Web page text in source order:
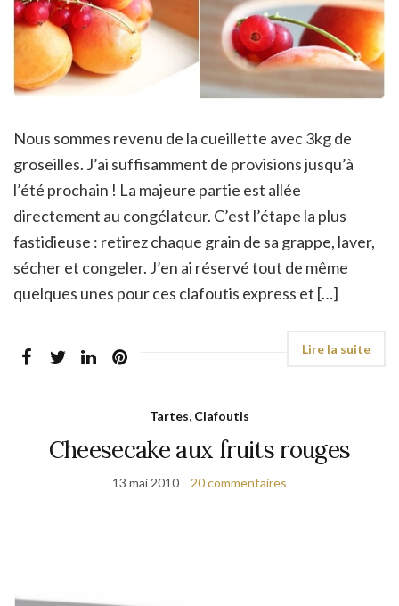
Nous sommes revenu de la cueillette avec 3kg de
groseilles. J’ai suffisamment de provisions jusqu’à
l’été prochain ! La majeure partie est allée
directement au congélateur. C’est l’étape la plus
fastidieuse : retirez chaque grain de sa grappe, laver,
sécher et congeler. J’en ai réservé tout de même
quelques unes pour ces clafoutis express et […]
Tartes, Clafoutis
Cheesecake aux fruits rouges
13 mai 2010 20 commentaires